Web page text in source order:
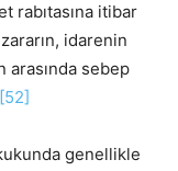
rabıtasına itibar
idarenin
arasında sebep
[52]
genellikle